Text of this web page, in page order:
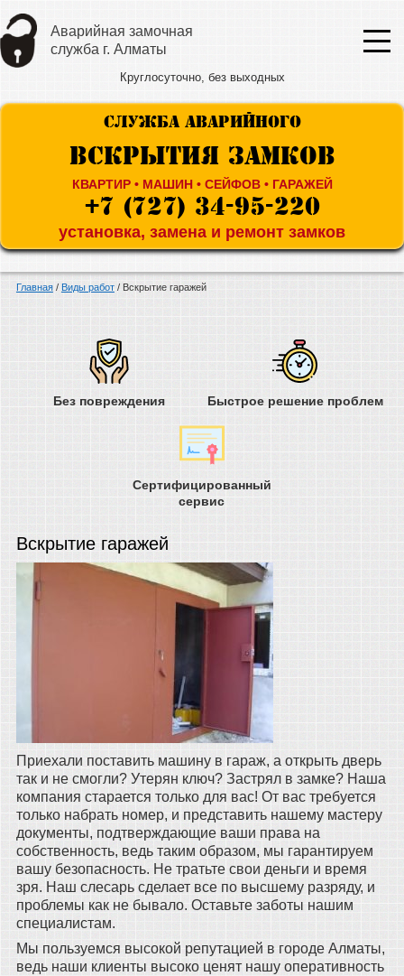
СЛУЖБА АВАРИЙНОГО
ВСКРЫТИЯ ЗАМКОВ
КВАРТИР • МАШИН • СЕЙФОВ • ГАРАЖЕЙ
+7 (727) 34-95-220
установка, замена и ремонт замков
Аварийная замочная
служба г. Алматы
Круглосуточно, без выходных
Главная / Виды работ / Вскрытие гаражей
Без повреждения Быстрое решение проблем
Сертифицированный
сервис
Вскрытие гаражей
Приехали поставить машину в гараж, а открыть дверь
так и не смогли? Утерян ключ? Застрял в замке? Наша
компания старается только для вас! От вас требуется
только набрать номер, и представить нашему мастеру
документы, подтверждающие ваши права на
собственность, ведь таким образом, мы гарантируем
вашу безопасность. Не тратьте свои деньги и время
зря. Наш слесарь сделает все по высшему разряду, и
проблемы как не бывало. Оставьте заботы нашим
специалистам.
Мы пользуемся высокой репутацией в городе Алматы,
ведь наши клиенты высоко ценят нашу оперативность